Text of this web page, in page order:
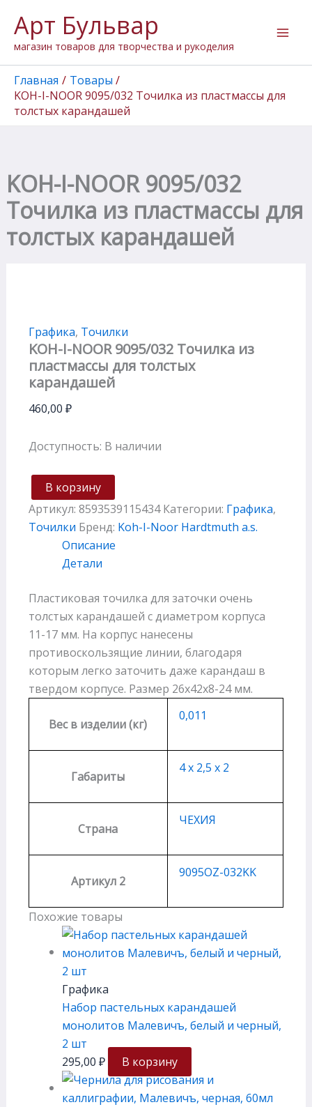
содержимому
Арт Бульвар
магазин товаров для творчества и рукоделия
Главная
Товары
KOH-I-NOOR 9095/032 Точилка из пластмассы для
толстых карандашей
KOH-I-NOOR 9095/032
Точилка из пластмассы для
толстых карандашей
Графика, Точилки
KOH-I-NOOR 9095/032 Точилка из
пластмассы для толстых
карандашей
460,00 ₽
Доступность: В наличии
товара
KOH-
I-
NOOR
9095/032
Точилка
из
пластмассы
В корзину
Артикул: 8593539115434 Категории: Графика,
Точилки Бренд: Koh-I-Noor Hardtmuth a.s.
Описание
Детали
Пластиковая точилка для заточки очень
толстых карандашей с диаметром корпуса
11-17 мм. На корпус нанесены
противоскользящие линии, благодаря
которым легко заточить даже карандаш в
твердом корпусе. Размер 26х42х8-24 мм.
Вес в изделии (кг)
0,011
Габариты
4 х 2,5 х 2
Страна
ЧЕХИЯ
Артикул 2
9095OZ-032KK
Похожие товары
Графика
Набор пастельных карандашей
монолитов Малевичъ, белый и черный,
2 шт
295,00 ₽ В корзину